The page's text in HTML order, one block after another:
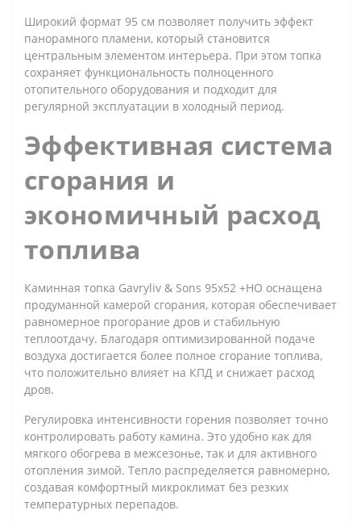
Широкий формат 95 см позволяет получить эффект
панорамного пламени, который становится
центральным элементом интерьера. При этом топка
сохраняет функциональность полноценного
отопительного оборудования и подходит для
регулярной эксплуатации в холодный период.
Эффективная система
сгорания и
экономичный расход
топлива
Каминная топка Gavryliv & Sons 95x52 +HO оснащена
продуманной камерой сгорания, которая обеспечивает
равномерное прогорание дров и стабильную
теплоотдачу. Благодаря оптимизированной подаче
воздуха достигается более полное сгорание топлива,
что положительно влияет на КПД и снижает расход
дров.
Регулировка интенсивности горения позволяет точно
контролировать работу камина. Это удобно как для
мягкого обогрева в межсезонье, так и для активного
отопления зимой. Тепло распределяется равномерно,
создавая комфортный микроклимат без резких
температурных перепадов.